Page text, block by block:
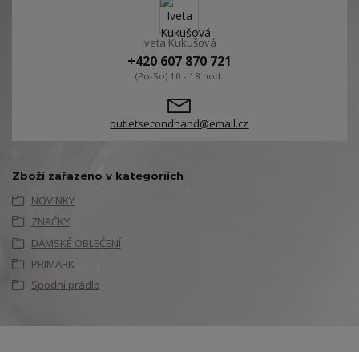
Iveta Kukušová
+420 607 870 721
(Po-So) 10 - 18 hod.
outletsecondhand@email.cz
Zboží zařazeno v kategoriích
NOVINKY
ZNAČKY
DÁMSKÉ OBLEČENÍ
PRIMARK
Spodní prádlo